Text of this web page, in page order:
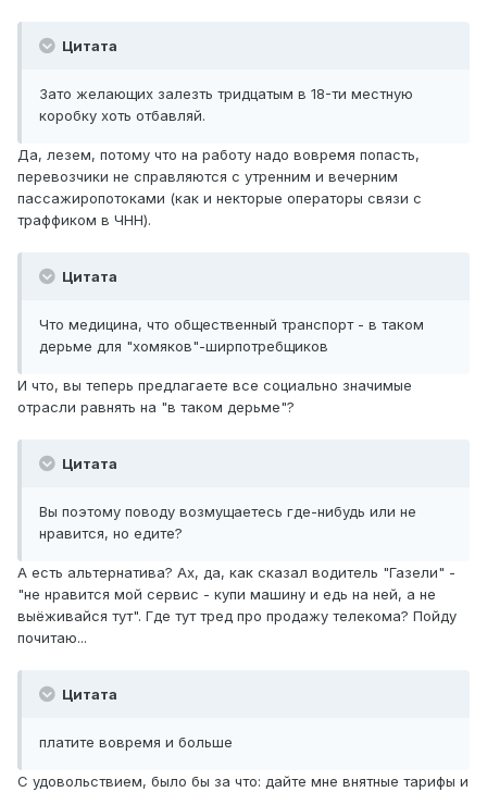
Цитата
Зато желающих залезть тридцатым в 18-ти местную
коробку хоть отбавляй.
Да, лезем, потому что на работу надо вовремя попасть,
перевозчики не справляются с утренним и вечерним
пассажиропотоками (как и некторые операторы связи с
траффиком в ЧНН).
Цитата
Что медицина, что общественный транспорт - в таком
дерьме для "хомяков"-ширпотребщиков
И что, вы теперь предлагаете все социально значимые
отрасли равнять на "в таком дерьме"?
Цитата
Вы поэтому поводу возмущаетесь где-нибудь или не
нравится, но едите?
А есть альтернатива? Ах, да, как сказал водитель "Газели" -
"не нравится мой сервис - купи машину и едь на ней, а не
выёживайся тут". Где тут тред про продажу телекома? Пойду
почитаю...
Цитата
платите вовремя и больше
С удовольствием, было бы за что: дайте мне внятные тарифы и